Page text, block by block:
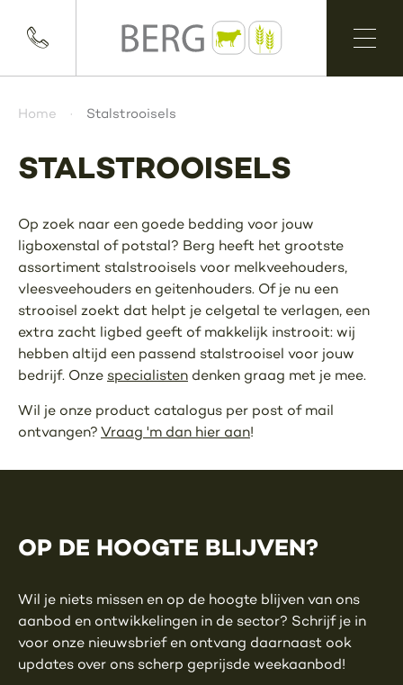
Home Stalstrooisels
STALSTROOISELS
Op zoek naar een goede bedding voor jouw
ligboxenstal of potstal? Berg heeft het grootste
assortiment stalstrooisels voor melkveehouders,
vleesveehouders en geitenhouders. Of je nu een
strooisel zoekt dat helpt je celgetal te verlagen, een
extra zacht ligbed geeft of makkelijk instrooit: wij
hebben altijd een passend stalstrooisel voor jouw
bedrijf. Onze specialisten denken graag met je mee.
Wil je onze product catalogus per post of mail
ontvangen? Vraag 'm dan hier aan!
OP DE HOOGTE BLIJVEN?
Wil je niets missen en op de hoogte blijven van ons
aanbod en ontwikkelingen in de sector? Schrijf je in
voor onze nieuwsbrief en ontvang daarnaast ook
updates over ons scherp geprijsde weekaanbod!